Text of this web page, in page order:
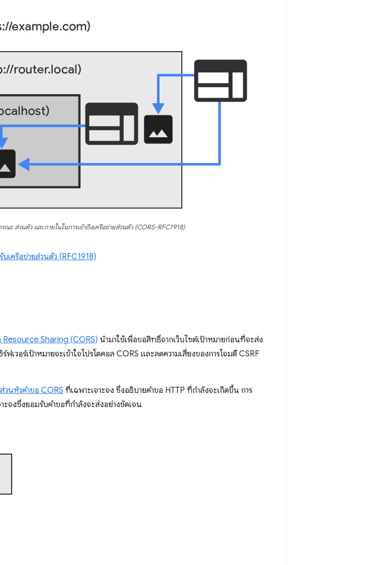
ณะ ส่วนตัว และภายในในการเข้าถึงเครือข่ายส่วนตัว (CORS-RFC1918)
เครือข่ายส่วนตัว (RFC1918)
Sharing (CORS) นำมาใช้เพื่อขอสิทธิ์จากเว็บไซต์เป้าหมายก่อนที่จะส่ง
เวอร์เป้าหมายจะเข้าใจโปรโตคอล CORS และลดความเสี่ยงของการโจมตี CSRF
ส่วนหัวคำขอ CORS ที่เฉพาะเจาะจง ซึ่งอธิบายคำขอ HTTP ที่กําลังจะเกิดขึ้น การ
ะจงซึ่งยอมรับคำขอที่กําลังจะส่งอย่างชัดเจน